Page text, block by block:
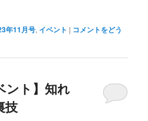
年11月号, イベント | コメントをどう
ント】知れ
技